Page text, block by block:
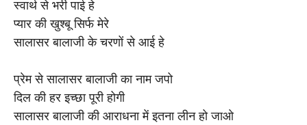
स्वार्थ से भरी पाई हे
प्यार की खुश्बू सिर्फ मेरे
सालासर बालाजी के चरणों से आई हे
प्रेम से सालासर बालाजी का नाम जपो
दिल की हर इच्छा पूरी होगी
सालासर बालाजी की आराधना में इतना लीन हो जाओ